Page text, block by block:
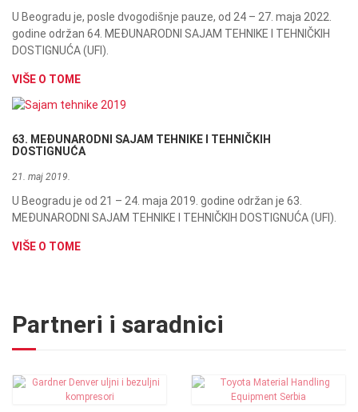
U Beogradu je, posle dvogodišnje pauze, od 24 – 27. maja 2022.
godine održan 64. MEĐUNARODNI SAJAM TEHNIKE I TEHNIČKIH
DOSTIGNUĆA (UFI).
VIŠE O TOME
63. MEĐUNARODNI SAJAM TEHNIKE I TEHNIČKIH
DOSTIGNUĆA
21. maj 2019.
U Beogradu je od 21 – 24. maja 2019. godine održan je 63.
MEĐUNARODNI SAJAM TEHNIKE I TEHNIČKIH DOSTIGNUĆA (UFI).
VIŠE O TOME
Partneri i saradnici